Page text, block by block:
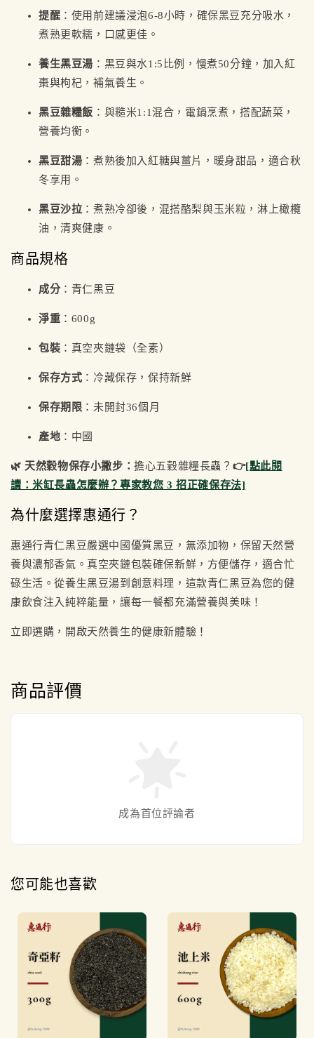
提醒 ：使用前建議浸泡6-8小時，確保黑豆充分吸水，
煮熟更軟糯，口感更佳。
養生黑豆湯 ：黑豆與水1:5比例，慢煮50分鐘，加入紅
棗與枸杞，補氣養生。
黑豆雜糧飯 ：與糙米1:1混合，電鍋烹煮，搭配蔬菜，
營養均衡。
黑豆甜湯 ：煮熟後加入紅糖與薑片，暖身甜品，適合秋
冬享用。
黑豆沙拉 ：煮熟冷卻後，混搭酪梨與玉米粒，淋上橄欖
油，清爽健康。
商品規格
成分 ：青仁黑豆
淨重 ：600g
包裝 ：真空夾鏈袋（全素）
保存方式 ：冷藏保存，保持新鮮
保存期限 ：未開封36個月
產地 ：中國
🌿 天然穀物保存小撇步：擔心五穀雜糧長蟲？ 👉[點此閱
讀：米缸長蟲怎麼辦？專家教您 3 招正確保存法]
為什麼選擇惠通行？
惠通行青仁黑豆嚴選中國優質黑豆，無添加物，保留天然營
養與濃郁香氣。真空夾鏈包裝確保新鮮，方便儲存，適合忙
碌生活。從養生黑豆湯到創意料理，這款青仁黑豆為您的健
康飲食注入純粹能量，讓每一餐都充滿營養與美味！
立即選購，開啟天然養生的健康新體驗！
商品評價
成為首位評論者
您可能也喜歡